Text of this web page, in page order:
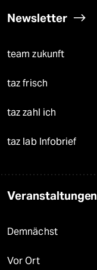
Newsletter
team zukunft
taz frisch
taz zahl ich
taz lab Infobrief
Veranstaltungen
Demnächst
Vor Ort